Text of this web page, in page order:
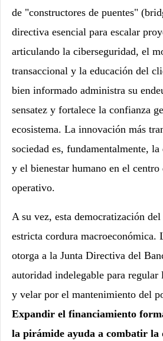
de "constructores de puentes"
directiva esencial para escalar
articulando la ciberseguridad, el
transaccional y la educación del
bien informado administra su
sensatez y fortalece la confianza
ecosistema. La innovación más
sociedad es, fundamentalmente,
y el bienestar humano en el centro
operativo.
A su vez, esta democratización
estricta cordura macroeconómica.
otorga a la Junta Directiva del
autoridad indelegable para
y velar por el mantenimiento del
Expandir el financiamiento
la pirámide ayuda a combatir la